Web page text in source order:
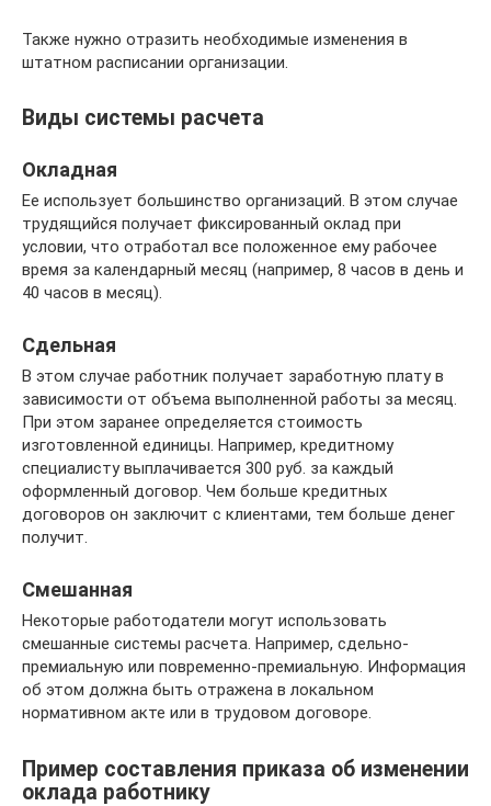
Также нужно отразить необходимые изменения в
штатном расписании организации.
Виды системы расчета
Окладная
Ее использует большинство организаций. В этом случае
трудящийся получает фиксированный оклад при
условии, что отработал все положенное ему рабочее
время за календарный месяц (например, 8 часов в день и
40 часов в месяц).
Сдельная
В этом случае работник получает заработную плату в
зависимости от объема выполненной работы за месяц.
При этом заранее определяется стоимость
изготовленной единицы. Например, кредитному
специалисту выплачивается 300 руб. за каждый
оформленный договор. Чем больше кредитных
договоров он заключит с клиентами, тем больше денег
получит.
Смешанная
Некоторые работодатели могут использовать
смешанные системы расчета. Например, сдельно-
премиальную или повременно-премиальную. Информация
об этом должна быть отражена в локальном
нормативном акте или в трудовом договоре.
Пример составления приказа об изменении
оклада работнику